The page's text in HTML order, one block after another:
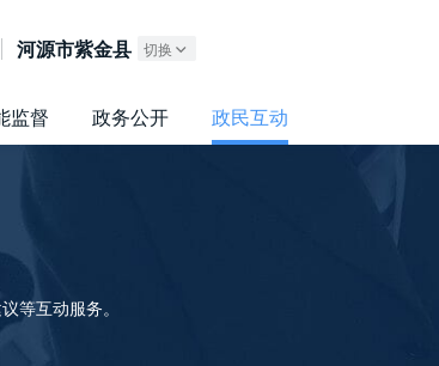
东政务服务网
河源市紫金县 切换
监督 政务公开 政民互动
等互动服务。